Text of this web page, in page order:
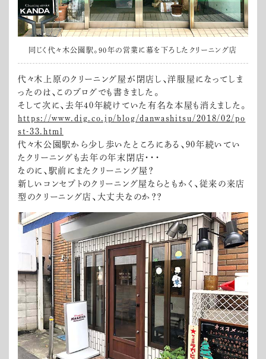
同じく代々木公園駅。90年の営業に幕を下ろしたクリーニング店
代々木上原のクリーニング屋が閉店し、洋服屋になってしま
ったのは、このブログでも書きました。
そして次に、去年40年続けていた有名な本屋も消えました。
https://www.dig.co.jp/blog/danwashitsu/2018/02/po
st-33.html
代々木公園駅から少し歩いたところにある、90年続いてい
たクリーニングも去年の年末閉店・・・
なのに、駅前にまたクリーニング屋？
新しいコンセプトのクリーニング屋ならともかく、従来の来店
型のクリーニング店、大丈夫なのか？？